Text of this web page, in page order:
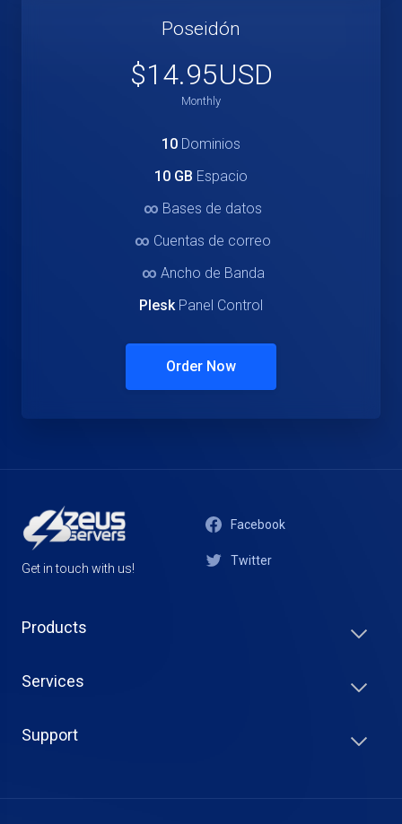
Poseidón
$14.95USD
Monthly
10 Dominios
10 GB Espacio
∞ Bases de datos
∞ Cuentas de correo
∞ Ancho de Banda
PleskPanel Control
Order Now
Get in touch with us!
Facebook
Twitter
Products
Services
Support